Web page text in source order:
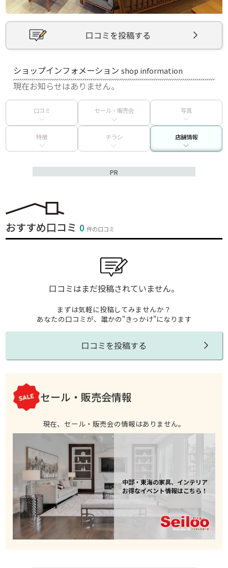
口コミを投稿する
ショップインフォメーションshop information
現在お知らせはありません。
口コミ セール・販売会 写真
特徴 チラシ 店舗情報
PR
おすすめ口コミ 0件の口コミ
口コミはまだ投稿されていません。
まずは気軽に投稿してみませんか？
あなたの口コミが、誰かの"きっかけ"になります
口コミを投稿する
セール・販売会情報
現在、セール・販売会の情報はありません。
中部・東海の家具、インテリア
お得なイベント情報はこちら！